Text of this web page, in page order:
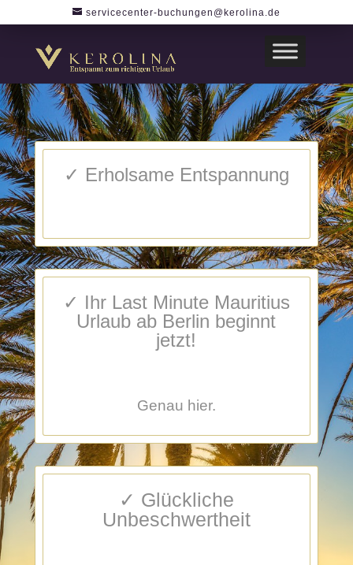
servicecenter-buchungen@kerolina.de
✓ Erholsame Entspannung
✓ Ihr Last Minute Mauritius
Urlaub ab Berlin beginnt
jetzt!
Genau hier.
✓ Glückliche
Unbeschwertheit